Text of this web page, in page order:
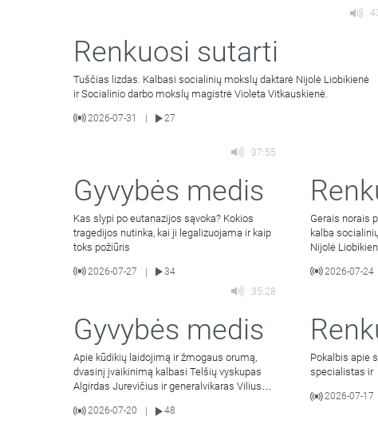
Renkuosi sutarti
Tuščias lizdas. Kalbasi socialinių mokslų daktarė Nijolė Liobikienė
ir Socialinio darbo mokslų magistrė Violeta Vitkauskienė.
2026-07-31 27
37:55
Gyvybės medis
Kas slypi po eutanazijos sąvoka? Kokios
tragedijos nutinka, kai ji legalizuojama ir kaip
toks požiūris
2026-07-27 | 34
Gerais norais
kalba
Nijolė
2026-07-24
35:28
Gyvybės medis
Apie kūdikių laidojimą ir žmogaus orumą,
dvasinį įvaikinimą kalbasi Telšių vyskupas
Algirdas Jurevičius ir generalvikaras Vilius
2026-07-20 48
Pokalbis apie
specialistas ir
2026-07-17